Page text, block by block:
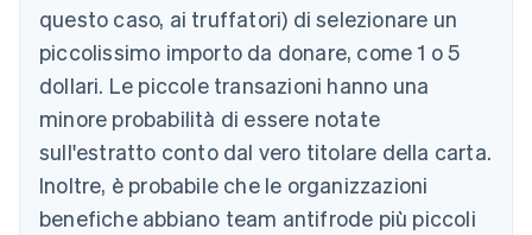
questo caso, ai truffatori) di selezionare un
piccolissimo importo da donare, come 1 o 5
dollari. Le piccole transazioni hanno una
minore probabilità di essere notate
sull'estratto conto dal vero titolare della carta.
Inoltre, è probabile che le organizzazioni
benefiche abbiano team antifrode più piccoli